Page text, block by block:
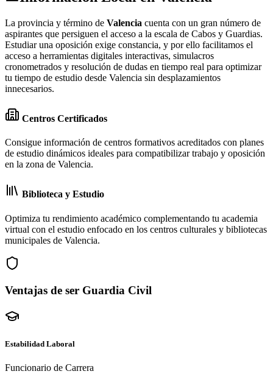
La provincia y término de Valencia cuenta con un gran número de
aspirantes que persiguen el acceso a la escala de Cabos y Guardias.
Estudiar una oposición exige constancia, y por ello facilitamos el
acceso a herramientas digitales interactivas, simulacros
cronometrados y resolución de dudas en tiempo real para optimizar
tu tiempo de estudio desde Valencia sin desplazamientos
innecesarios.
Centros Certificados
Consigue información de centros formativos acreditados con planes
de estudio dinámicos ideales para compatibilizar trabajo y oposición
en la zona de Valencia.
Biblioteca y Estudio
Optimiza tu rendimiento académico complementando tu academia
virtual con el estudio enfocado en los centros culturales y bibliotecas
municipales de Valencia.
Ventajas de ser Guardia Civil
Estabilidad Laboral
Funcionario de Carrera